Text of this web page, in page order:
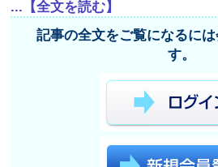
...【全文を読む】
記事の全文をご覧になるに
す。